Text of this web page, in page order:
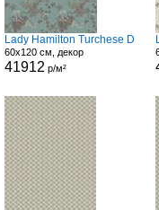
Lady Hamilton Turchese D
60x120 см, декор
41912 р/м²